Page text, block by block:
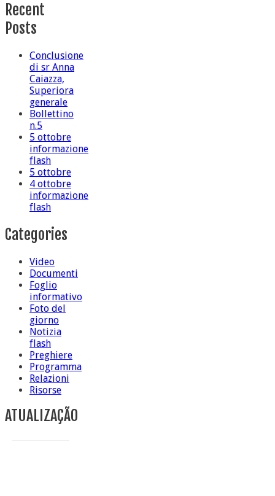
Recent
Posts
Conclusione
di sr Anna
Caiazza,
Superiora
generale
Bollettino
n.5
5 ottobre
informazione
flash
5 ottobre
4 ottobre
informazione
flash
Categories
Video
Documenti
Foglio
informativo
Foto del
giorno
Notizia
flash
Preghiere
Programma
Relazioni
Risorse
ATUALIZAÇÃO